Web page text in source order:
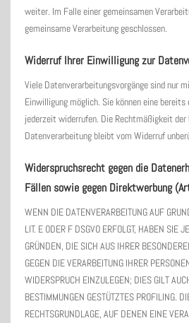
weiter. Im Falle einer gemeinsamen
gemeinsame Verarbeitung geschlossen.
Widerruf Ihrer Einwilligung zur
Viele Datenverarbeitungsvorgänge sind nur
Einwilligung möglich. Sie können eine
jederzeit widerrufen. Die Rechtmäßigkeit
Datenverarbeitung bleibt vom Widerruf
Widerspruchsrecht gegen die
Fällen sowie gegen Direktwerbung
WENN DIE DATENVERARBEITUNG AUF
LIT. E ODER F DSGVO ERFOLGT, HABEN SIE
GRÜNDEN, DIE SICH AUS IHRER
GEGEN DIE VERARBEITUNG IHRER
WIDERSPRUCH EINZULEGEN; DIES GILT
BESTIMMUNGEN GESTÜTZTES PROFILING.
RECHTSGRUNDLAGE, AUF DENEN EINE